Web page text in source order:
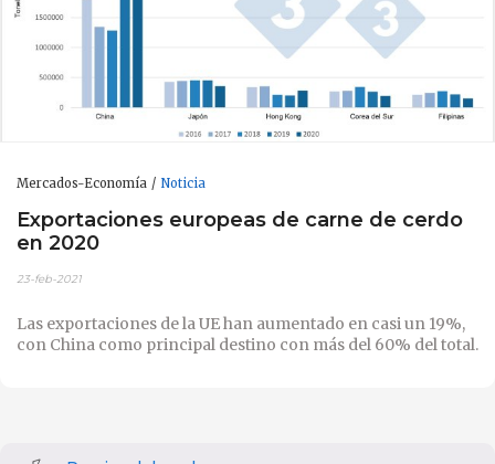
Mercados-Economía Noticia
Exportaciones europeas de carne de cerdo
en 2020
23-feb-2021
Las exportaciones de la UE han aumentado en casi un 19%,
con China como principal destino con más del 60% del total.